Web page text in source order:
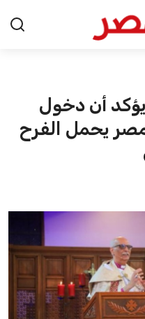
أن دخول
مصر يحمل الفرح